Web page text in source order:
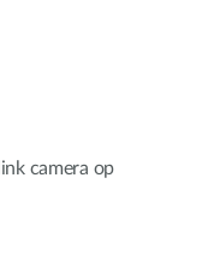
camera op